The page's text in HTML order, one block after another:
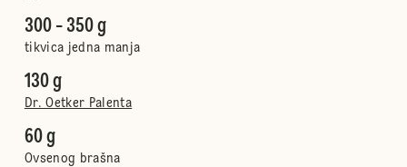
300 - 350 g
tikvica jedna manja
130 g
Dr. Oetker Palenta
60 g
Ovsenog brašna